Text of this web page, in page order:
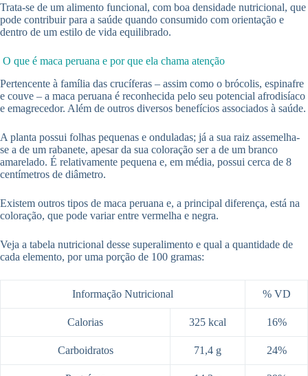
Trata-se de um alimento funcional, com boa densidade nutricional, que
pode contribuir para a saúde quando consumido com orientação e
dentro de um estilo de vida equilibrado.
O que é maca peruana e por que ela chama atenção
Pertencente à família das crucíferas – assim como o brócolis, espinafre
e couve – a maca peruana é reconhecida pelo seu potencial afrodisíaco
e emagrecedor. Além de outros diversos benefícios associados à saúde.
A planta possui folhas pequenas e onduladas; já a sua raiz assemelha-
se a de um rabanete, apesar da sua coloração ser a de um branco
amarelado. É relativamente pequena e, em média, possui cerca de 8
centímetros de diâmetro.
Existem outros tipos de maca peruana e, a principal diferença, está na
coloração, que pode variar entre vermelha e negra.
Veja a tabela nutricional desse superalimento e qual a quantidade de
cada elemento, por uma porção de 100 gramas:
Informação Nutricional % VD
Calorias 325 kcal 16%
Carboidratos 71,4 g 24%